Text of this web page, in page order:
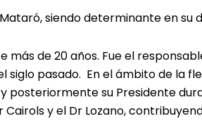
siendo determinante en
de 20 años. Fue el
siglo pasado. En el ámbito de la
posteriormente su Presidente
y el Dr Lozano,